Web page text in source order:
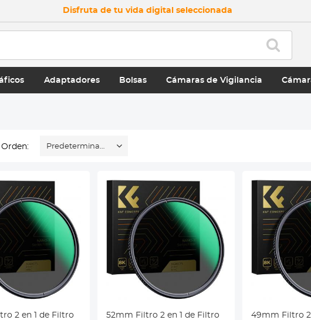
Disfruta de tu vida digital seleccionada
Adaptadores Bolsas Cámaras de Vigilancia
Orden: Predeterminado
2 en 1 de Filtro
52mm Filtro 2 en 1 de Filtro
49mm Filtro 2